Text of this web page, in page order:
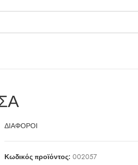
ΔΙΑΦΟΡΟΙ
Κωδικός προϊόντος: 002057